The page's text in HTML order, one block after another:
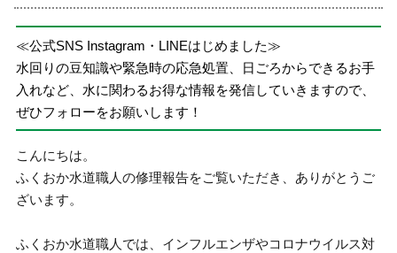
≪公式SNS Instagram・LINEはじめました≫
水回りの豆知識や緊急時の応急処置、日ごろからできるお手
入れなど、水に関わるお得な情報を発信していきますので、
ぜひフォローをお願いします！
こんにちは。
ふくおか水道職人の修理報告をご覧いただき、ありがとうご
ざいます。
ふくおか水道職人では、インフルエンザやコロナウイルス対